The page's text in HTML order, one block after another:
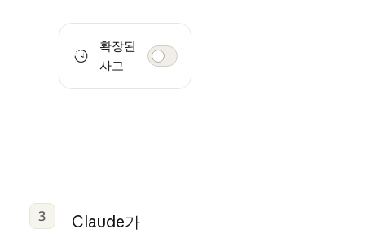
확장된
사고
3
Claude가